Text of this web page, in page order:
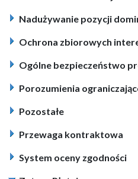
Nadużywanie pozycji
Ochrona zbiorowych
Ogólne bezpieczeństwo
Porozumienia
Pozostałe
Przewaga kontraktowa
System oceny zgodności